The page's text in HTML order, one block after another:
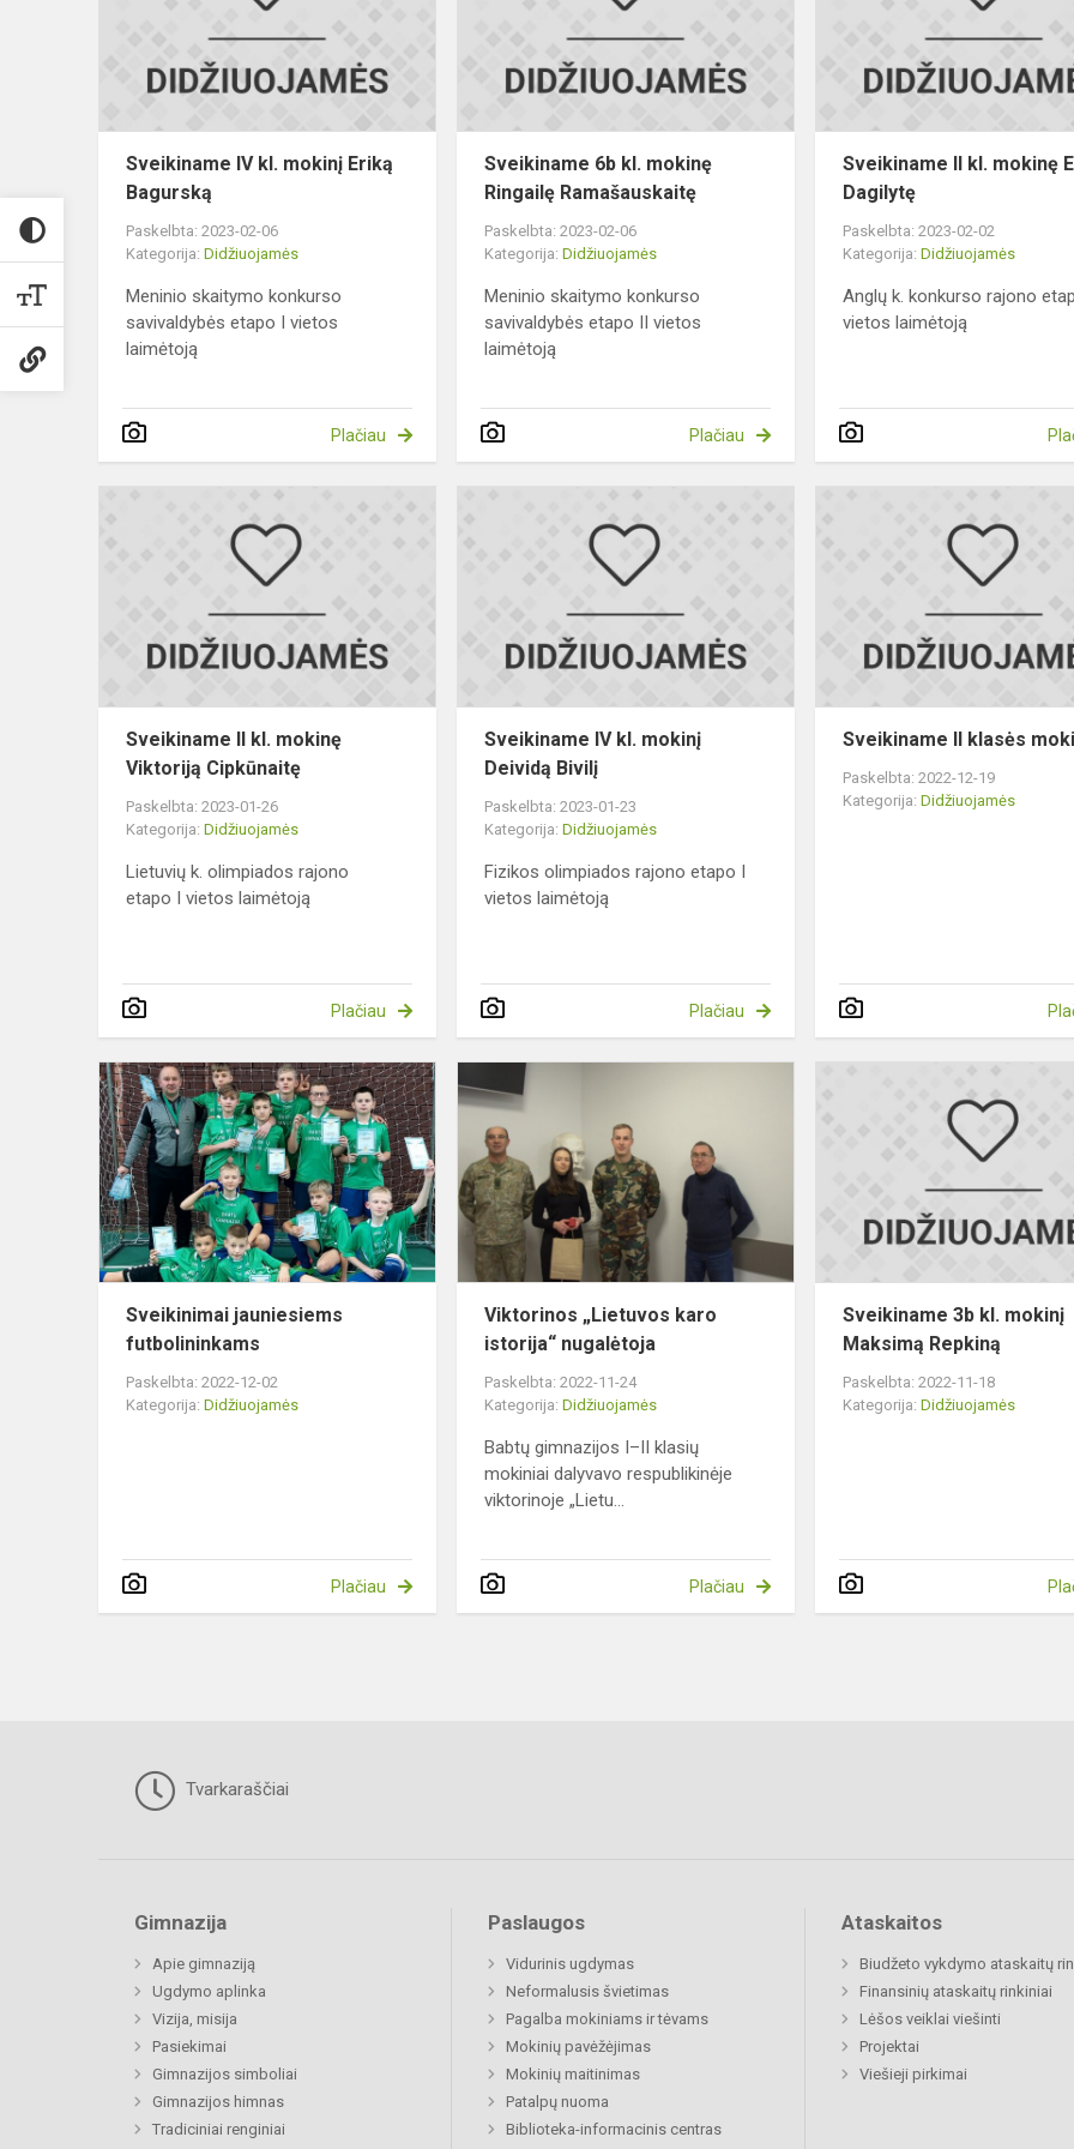
Bagurską
Sveikiname IV kl. mokinį Eriką
Bagurską
Paskelbta: 2023-02-06
Kategorija: Didžiuojamės
Meninio skaitymo konkurso
savivaldybės etapo I vietos
laimėtoją
Plačiau
Ramašauskaitę
Sveikiname 6b kl. mokinę
Ringailę Ramašauskaitę
Paskelbta: 2023-02-06
Kategorija:Didžiuojamės
Meninio skaitymo konkurso
savivaldybės etapo II vietos
laimėtoją
Plačiau
Sveikiname II kl. mokinę
Dagilytę
Paskelbta: 2023-02-02
Kategorija:Didžiuojamės
Anglų k. konkurso rajono
vietos laimėtoją
Cipkūnaitę
Sveikiname II kl. mokinę
Viktoriją Cipkūnaitę
Paskelbta: 2023-01-26
Kategorija: Didžiuojamės
Lietuvių k. olimpiados rajono
etapo I vietos laimėtoją
Plačiau
Sveikiname IV kl. mokinį
Deividą Bivilį
Paskelbta: 2023-01-23
Kategorija:Didžiuojamės
Fizikos olimpiados rajono etapo I
vietos laimėtoją
Plačiau
Sveikiname II klasės
Paskelbta: 2022-12-19
Kategorija:Didžiuojamės
Sveikinimai
jauniesiems
futbolininkams
Sveikinimai jauniesiems
futbolininkams
Paskelbta: 2022-12-02
Kategorija: Didžiuojamės
Plačiau
Viktorinos „Lietuvos karo
istorija“ nugalėtoja
Paskelbta: 2022-11-24
Kategorija:Didžiuojamės
Babtų gimnazijos I–II klasių
mokiniai dalyvavo respublikinėje
viktorinoje „Lietu...
Plačiau
Sveikiname 3b kl. mokinį
Maksimą Repkiną
Paskelbta: 2022-11-18
Kategorija:Didžiuojamės
Tvarkaraščiai
Gimnazija
Apie gimnaziją
Ugdymo aplinka
Vizija, misija
Pasiekimai
Gimnazijos simboliai
Gimnazijos himnas
Tradiciniai renginiai
Paslaugos
Vidurinis ugdymas
Neformalusis švietimas
Pagalba mokiniams ir tėvams
Mokinių pavėžėjimas
Mokinių maitinimas
Patalpų nuoma
Biblioteka-informacinis centras
Ataskaitos
Biudžeto vykdymo ataskaitų
Finansinių ataskaitų rinkiniai
Lėšos veiklai viešinti
Projektai
Viešieji pirkimai